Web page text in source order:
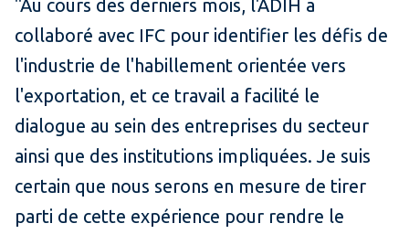
"Au cours des derniers mois, l'ADIH a
collaboré avec IFC pour identifier les défis de
l'industrie de l'habillement orientée vers
l'exportation, et ce travail a facilité le
dialogue au sein des entreprises du secteur
ainsi que des institutions impliquées. Je suis
certain que nous serons en mesure de tirer
parti de cette expérience pour rendre le